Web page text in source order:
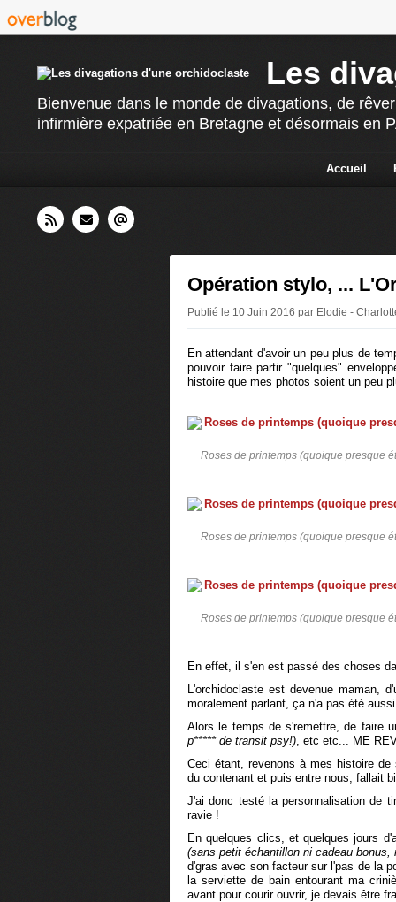
Les
Bienvenue dans le monde de divagations, de
infirmière expatriée en Bretagne et désormais en
Accueil
Opération stylo, ...
Publié le 10 Juin 2016 par Elodie -
En attendant d'avoir un peu plus de
pouvoir faire partir "quelques"
histoire que mes photos soient un peu
Roses de printemps (quoique presque
Roses de printemps (quoique presque
Roses de printemps (quoique presque
En effet, il s'en est passé des choses
L'orchidoclaste est devenue maman,
moralement parlant, ça n'a pas été
Alors le temps de s'remettre, de faire
p***** de transit psy!), etc etc... ME
Ceci étant, revenons à mes histoire
du contenant et puis entre nous, fallait
J'ai donc testé la personnalisation de
ravie !
En quelques clics, et quelques jours
(sans petit échantillon ni cadeau bonus,
d'gras avec son facteur sur l'pas de la
la serviette de bain entourant ma
avant pour courir ouvrir, je devais être